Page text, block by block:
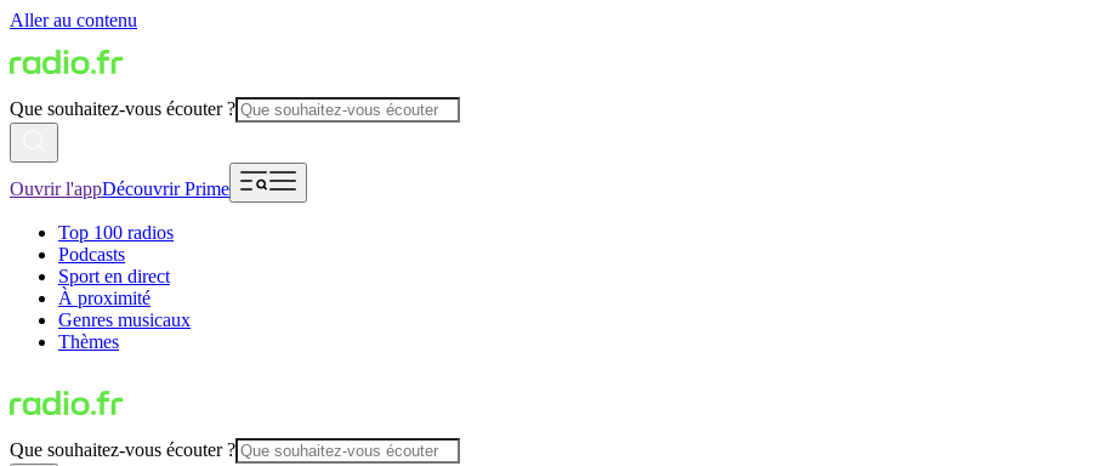
Aller au contenu
Que souhaitez-vous écouter ?
Ouvrir l'appDécouvrir Prime
Top 100 radios
Podcasts
Sport en direct
À proximité
Genres musicaux
Thèmes
Que souhaitez-vous écouter ?